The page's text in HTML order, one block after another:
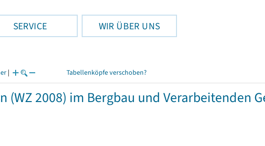
SERVICE WIR ÜBER UNS
| Tabellenköpfe verschoben?
2008) im Bergbau und Verarbeitenden